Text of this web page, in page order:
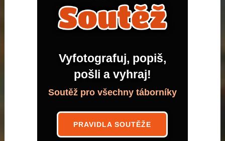
Vyfotografuj, popiš,
pošli a vyhraj!
Soutěž pro všechny táborníky
PRAVIDLA SOUTĚŽE